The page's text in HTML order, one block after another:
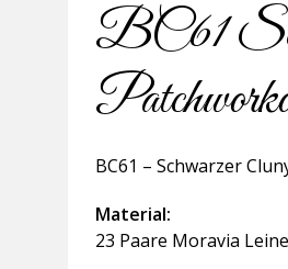
BC61
BC61 – Schwarzer
Material:
23 Paare Moravia